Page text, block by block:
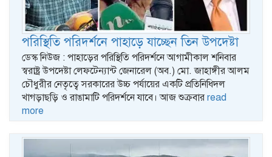
পরিস্থিতি পরিদর্শনে পাহাড়ে যাচ্ছেন তিন উপদেষ্টা
ডেস্ক নিউজ : পাহাড়ের পরিস্থিতি পরিদর্শনে আগামীকাল শনিবার
স্বরাষ্ট্র উপদেষ্টা লেফটেন্যান্ট জেনারেল (অব.) মো. জাহাঙ্গীর আলম
চৌধুরীর নেতৃত্বে সরকারের উচ্চ পর্যায়ের একটি প্রতিনিধিদল
খাগড়াছড়ি ও রাঙামাটি পরিদর্শনে যাবে। আজ শুক্রবার read
more